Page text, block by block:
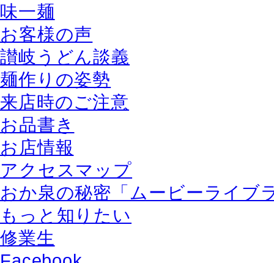
味一麺
お客様の声
讃岐うどん談義
麺作りの姿勢
来店時のご注意
お品書き
お店情報
アクセスマップ
おか泉の秘密「ムービーライブ
もっと知りたい
修業生